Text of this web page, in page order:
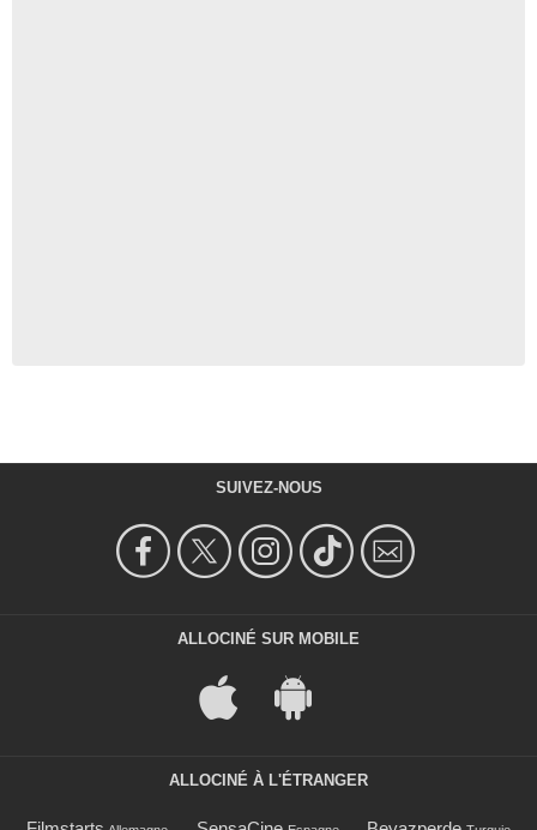
SUIVEZ-NOUS
ALLOCINÉ SUR MOBILE
ALLOCINÉ À L'ÉTRANGER